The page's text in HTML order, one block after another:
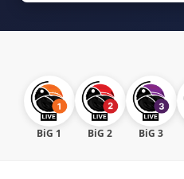
BiG 1 BiG 2 BiG 3